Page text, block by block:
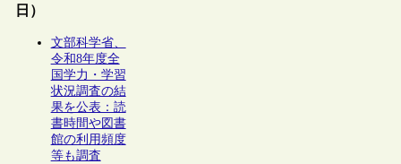
日）
文部科学省、
令和8年度全
国学力・学習
状況調査の結
果を公表：読
書時間や図書
館の利用頻度
等も調査